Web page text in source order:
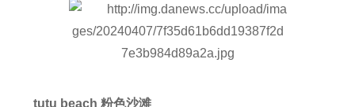
tutu beach 粉色沙滩